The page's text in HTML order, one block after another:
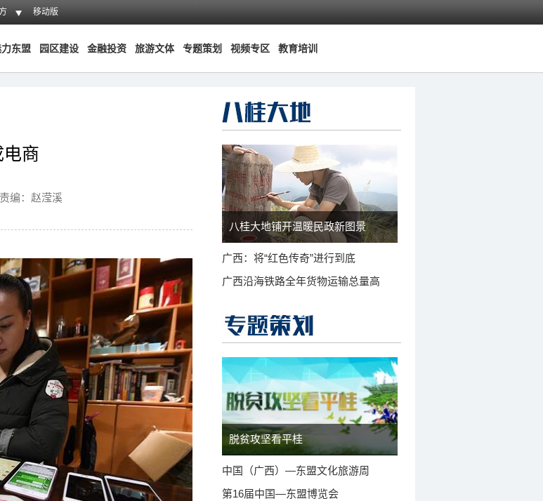
移动版
东盟 园区建设 金融投资 旅游文体 专题策划 视频专区 教育培训
商
责编：赵滢溪
八桂大地铺开温暖民政新图景
广西：将“红色传奇”进行到底
广西沿海铁路全年货物运输总量高
脱贫攻坚看平桂
中国（广西）—东盟文化旅游周
第16届中国—东盟博览会